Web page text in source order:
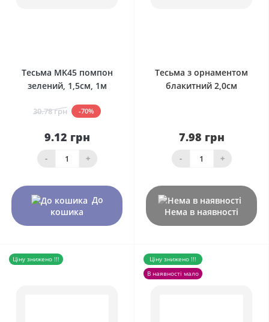
Тесьма MK45 помпон
зелений, 1,5см, 1м
30.78 грн -70%
9.12 грн
- +
До
кошика
Тесьма з орнаментом
блакитний 2,0см
7.98 грн
- +
Нема в наявності
Ціну знижено !!!
Ціну знижено !!!
В наявності мало